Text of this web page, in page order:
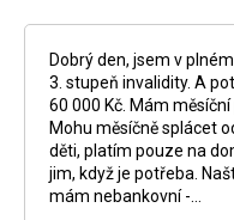
Dobrý den, jsem v
3. stupeň invalidity. A
60 000 Kč. Mám
Mohu měsíčně splácet
děti, platím pouze na
jim, když je potřeba.
mám nebankovní -…